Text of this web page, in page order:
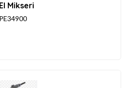
Mikseri